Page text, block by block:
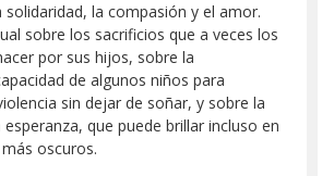
solidaridad, la compasión y el amor.
sobre los sacrificios que a veces los
por sus hijos, sobre la
de algunos niños para
sin dejar de soñar, y sobre la
que puede brillar incluso en
oscuros.